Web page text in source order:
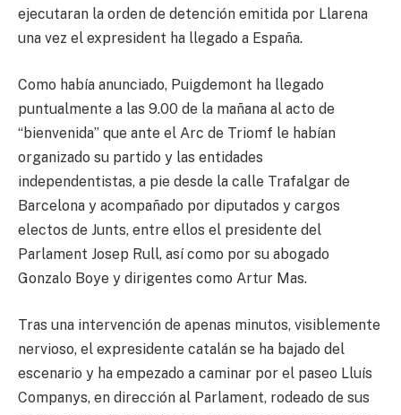
ejecutaran la orden de detención emitida por Llarena
una vez el expresident ha llegado a España.
Como había anunciado, Puigdemont ha llegado
puntualmente a las 9.00 de la mañana al acto de
“bienvenida” que ante el Arc de Triomf le habían
organizado su partido y las entidades
independentistas, a pie desde la calle Trafalgar de
Barcelona y acompañado por diputados y cargos
electos de Junts, entre ellos el presidente del
Parlament Josep Rull, así como por su abogado
Gonzalo Boye y dirigentes como Artur Mas.
Tras una intervención de apenas minutos, visiblemente
nervioso, el expresidente catalán se ha bajado del
escenario y ha empezado a caminar por el paseo Lluís
Companys, en dirección al Parlament, rodeado de sus